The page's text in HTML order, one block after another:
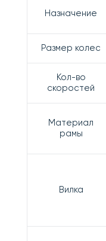
Назначение
Размер колес
Кол-во
скоростей
Материал
рамы
Вилка